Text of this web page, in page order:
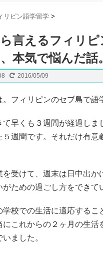
リピン語学留学 >
言えるフィリ
本気で悩んだ話。
2016/05/09
。フィリピンのセブ島で語
て早くも３週間が経過し
５週間です。それだけ有
を受けて、週末は日中出
がための過ごし方をできて
学校での生活に適応する
にこれからの２ヶ月の生
ました。